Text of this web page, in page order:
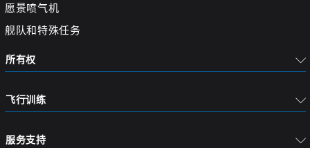
愿景喷气机
舰队和特殊任务
所有权
飞行训练
服务支持